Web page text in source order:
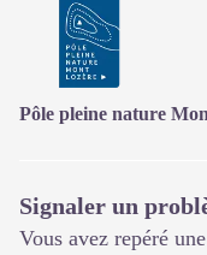
Pôle pleine nature
Signaler un
Vous avez repéré